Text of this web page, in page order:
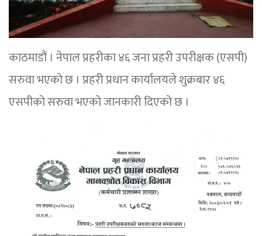
काठमाडौं । नेपाल प्रहरीका ४६ जना प्रहरी उपरीक्षक (एसपी)
सरुवा भएको छ । प्रहरी प्रधान कार्यालयले शुक्रबार ४६
एसपीको सरुवा भएको जानकारी दिएको छ ।